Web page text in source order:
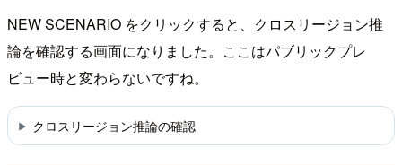
NEW SCENARIO をクリックすると、クロスリージョン推
論を確認する画面になりました。ここはパブリックプレ
ビュー時と変わらないですね。
クロスリージョン推論の確認